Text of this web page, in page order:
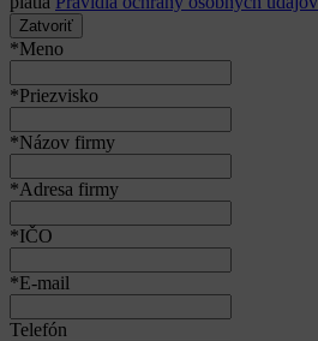
Zatvoriť
*Meno
*Priezvisko
*Názov firmy
*Adresa firmy
*IČO
*E-mail
Telefón